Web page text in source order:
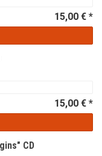
15,00 € *
15,00 € *
CD